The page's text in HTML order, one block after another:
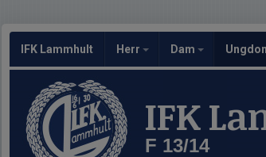
IFK Lammhult Herr Dam
IFK
F 13/14